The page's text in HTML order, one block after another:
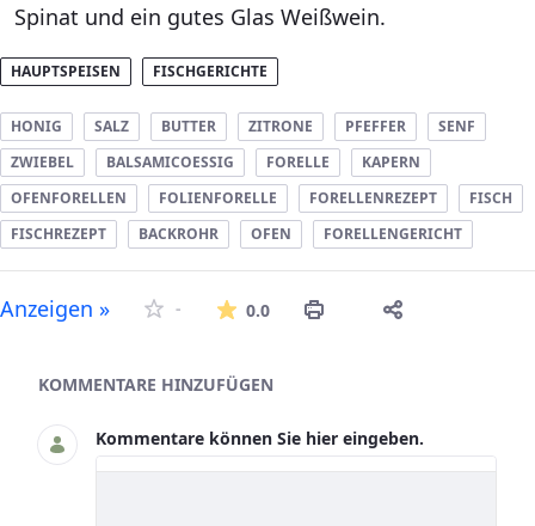
Spinat und ein gutes Glas Weißwein.
HAUPTSPEISEN FISCHGERICHTE
HONIG SALZ BUTTER ZITRONE PFEFFER
SENF
ZWIEBEL
BALSAMICOESSIG FORELLE
KAPERN
OFENFORELLEN
FOLIENFORELLE FORELLENREZEPT
FISCH
FISCHREZEPT
BACKROHR OFEN FORELLENGERICHT
Anzeigen » - 0.0Die durchschnittliche
Asset-Herausgeber
KOMMENTARE HINZUFÜGEN
Kommentare können Sie hier eingeben.